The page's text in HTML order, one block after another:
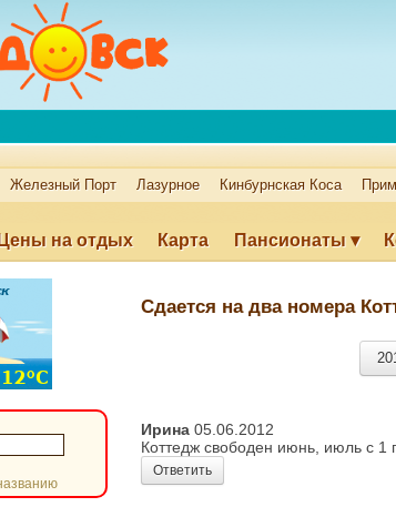
Железный Порт Лазурное Кинбурнская Коса
Цены на отдых Карта Пансионаты ▾
Приморское (Большевик)
Сдается на два номера
Ирина 05.06.2012
Коттедж свободен июнь, июль с 1
Ответить